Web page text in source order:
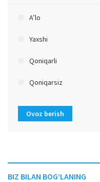
A’lo
Yaxshi
Qoniqarli
Qoniqarsiz
Ovoz berish
BIZ BILAN BOG‘LANING